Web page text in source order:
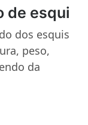
de esqui
dos esquis
peso,
da